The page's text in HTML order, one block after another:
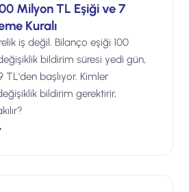
Milyon TL Eşiği ve 7
Kuralı
iş değil. Bilanço eşiği 100
bildirim süresi yedi gün,
TL'den başlıyor. Kimler
bildirim gerektirir,
2026: 100 Milyon TL Eşiği ve